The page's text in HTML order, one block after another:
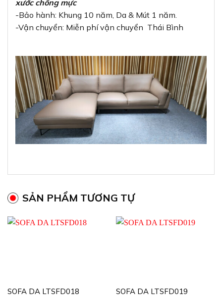
xước chống mực
-Bảo hành: Khung 10 năm, Da & Mút 1 năm.
-Vận chuyển: Miễn phí vận chuyển Thái Bình
SẢN PHẨM TƯƠNG TỰ
SOFA DA LTSFD018 SOFA DA LTSFD019